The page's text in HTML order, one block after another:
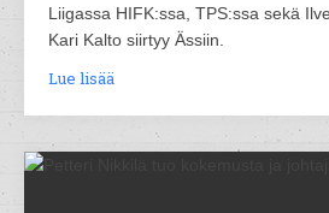
Liigassa HIFK:ssa, TPS:ssa sekä
Kari Kalto siirtyy Ässiin.
Lue lisää